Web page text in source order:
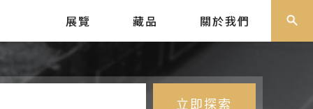
展覽 藏品 關於我們